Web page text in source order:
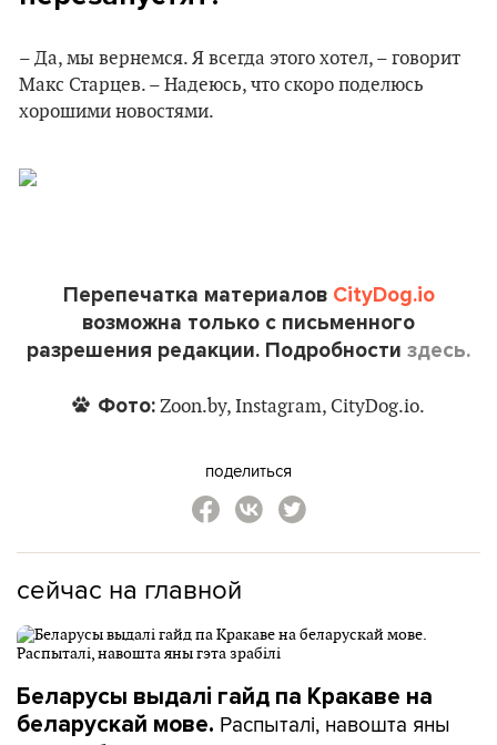
– Да, мы вернемся. Я всегда этого хотел, – говорит
Макс Старцев. – Надеюсь, что скоро поделюсь
хорошими новостями.
Перепечатка материалов CityDog.io
возможна только с письменного
разрешения редакции. Подробности здесь.
Фото: Zoon.by, Instagram, CityDog.io.
поделиться
сейчас на главной
Беларусы выдалі гайд па Кракаве на
беларускай мове. Распыталі, навошта яны